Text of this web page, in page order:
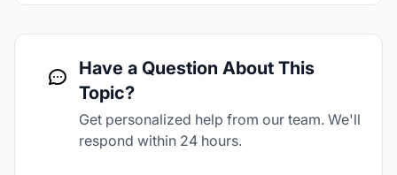
Have a Question About This
Topic?
Get personalized help from our team. We'll
respond within 24 hours.